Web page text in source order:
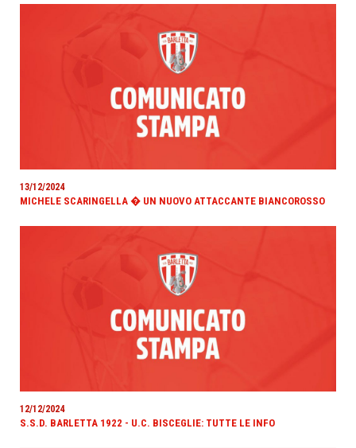
13/12/2024
MICHELE SCARINGELLA � UN NUOVO ATTACCANTE BIANCOROSSO
12/12/2024
S.S.D. BARLETTA 1922 - U.C. BISCEGLIE: TUTTE LE INFO